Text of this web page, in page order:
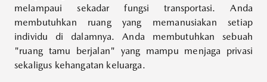
melampaui sekadar fungsi transportasi. Anda
membutuhkan ruang yang memanusiakan setiap
individu di dalamnya. Anda membutuhkan sebuah
"ruang tamu berjalan" yang mampu menjaga privasi
sekaligus kehangatan keluarga.